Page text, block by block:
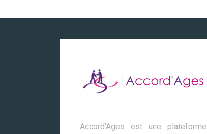
Accord'Ages est une plateforme